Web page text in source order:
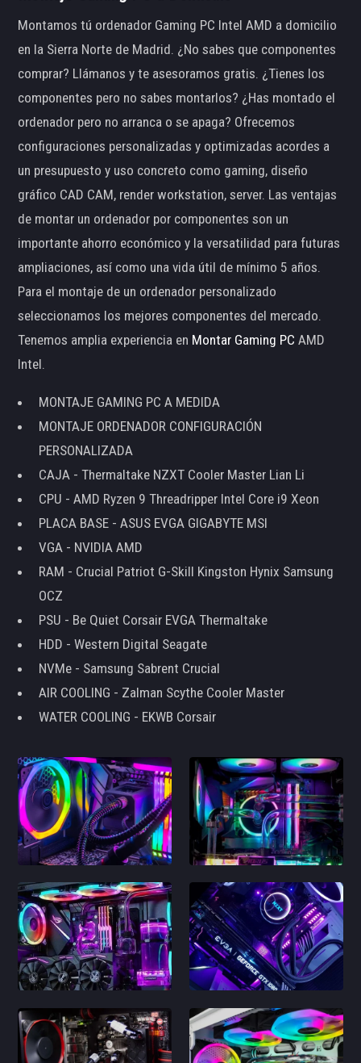
Montamos tú ordenador Gaming PC Intel AMD a domicilio
en la Sierra Norte de Madrid. ¿No sabes que componentes
comprar? Llámanos y te asesoramos gratis. ¿Tienes los
componentes pero no sabes montarlos? ¿Has montado el
ordenador pero no arranca o se apaga? Ofrecemos
configuraciones personalizadas y optimizadas acordes a
un presupuesto y uso concreto como gaming, diseño
gráfico CAD CAM, render workstation, server. Las ventajas
de montar un ordenador por componentes son un
importante ahorro económico y la versatilidad para futuras
ampliaciones, así como una vida útil de mínimo 5 años.
Para el montaje de un ordenador personalizado
seleccionamos los mejores componentes del mercado.
Tenemos amplia experiencia en Montar Gaming PC AMD
Intel.
MONTAJE GAMING PC A MEDIDA
MONTAJE ORDENADOR CONFIGURACIÓN
PERSONALIZADA
CAJA - Thermaltake NZXT Cooler Master Lian Li
CPU - AMD Ryzen 9 Threadripper Intel Core i9 Xeon
PLACA BASE - ASUS EVGA GIGABYTE MSI
VGA - NVIDIA AMD
RAM - Crucial Patriot G-Skill Kingston Hynix Samsung
OCZ
PSU - Be Quiet Corsair EVGA Thermaltake
HDD - Western Digital Seagate
NVMe - Samsung Sabrent Crucial
AIR COOLING - Zalman Scythe Cooler Master
WATER COOLING - EKWB Corsair